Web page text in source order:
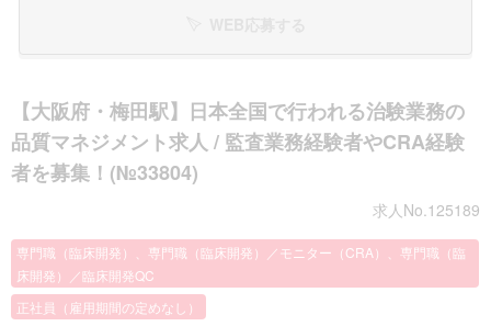
【大阪府・梅田駅】日本全国で行われる治験業務の
品質マネジメント求人 / 監査業務経験者やCRA経験
者を募集！(№33804)
求人No.125189
専門職（臨床開発）、専門職（臨床開発）／モニター（CRA）、専門職（臨
床開発）／臨床開発QC
正社員（雇用期間の定めなし）